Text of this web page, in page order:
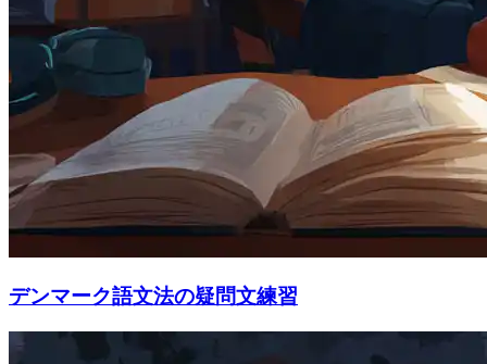
デンマーク語文法の疑問文練習